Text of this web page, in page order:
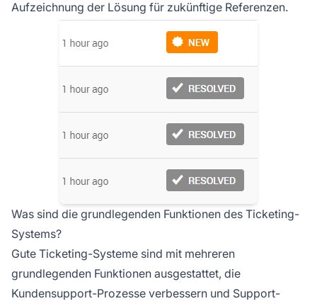
Aufzeichnung der Lösung für zukünftige Referenzen.
Was sind die grundlegenden Funktionen des Ticketing-
Systems?
Gute Ticketing-Systeme sind mit mehreren
grundlegenden Funktionen ausgestattet, die
Kundensupport-Prozesse verbessern und Support-